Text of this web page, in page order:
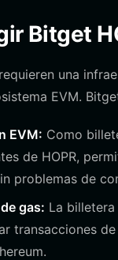
Bitget
una
EVM.
EVM: Como
de HOPR,
problemas de
gas: La
transacciones